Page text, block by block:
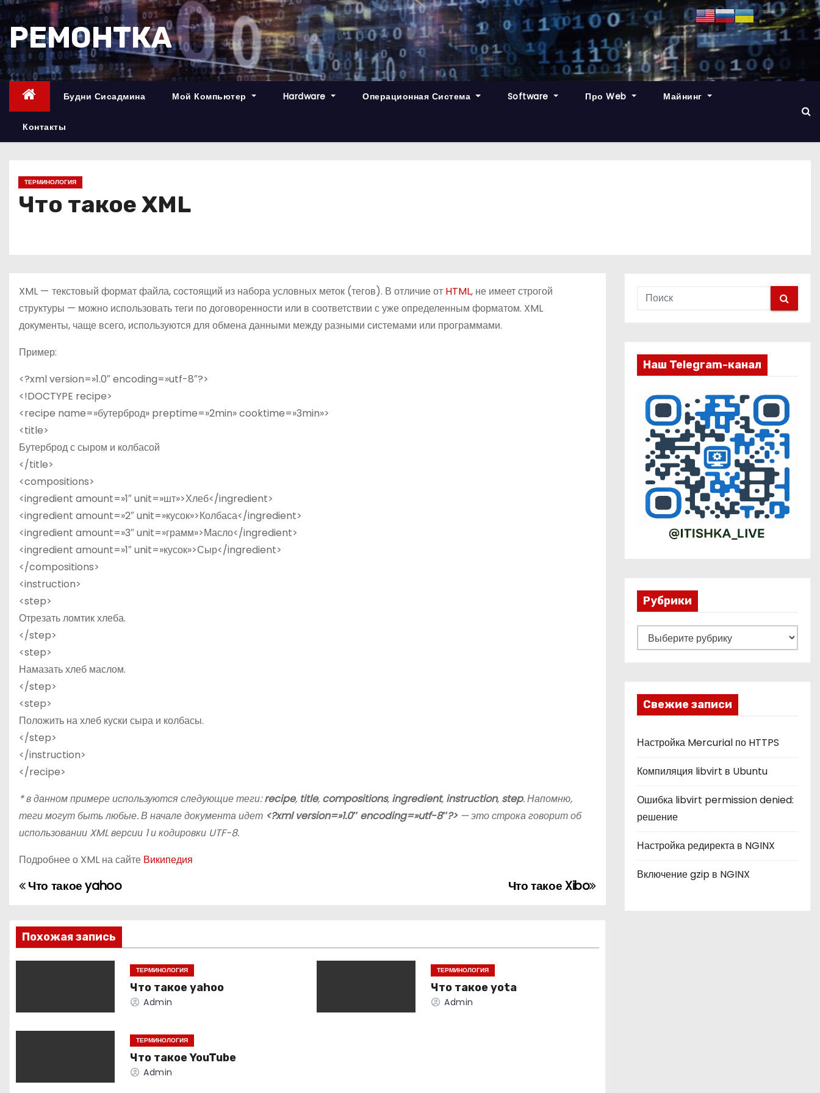
П
р
е
й
с
РЕМОНТКА
Будни Сисадмина Мой Компьютер Hardware Операционная Система Software Про Web Майнинг
Контакты
ТЕРМИНОЛОГИЯ
Что такое XML
XML — текстовый формат файла, состоящий из набора условных меток (тегов). В отличие от HTML, не имеет строгой
структуры — можно использовать теги по договоренности или в соответствии с уже определенным форматом. XML
документы, чаще всего, используются для обмена данными между разными системами или программами.
Пример:
<?xml version=»1.0″ encoding=»utf-8″?>
<!DOCTYPE recipe>
<recipe name=»бутерброд» preptime=»2min» cooktime=»3min»>
<title>
Бутерброд с сыром и колбасой
</title>
<compositions>
<ingredient amount=»1″ unit=»шт»>Хлеб</ingredient>
<ingredient amount=»2″ unit=»кусок»>Колбаса</ingredient>
<ingredient amount=»3″ unit=»грамм»>Масло</ingredient>
<ingredient amount=»1″ unit=»кусок»>Сыр</ingredient>
</compositions>
<instruction>
<step>
Отрезать ломтик хлеба.
</step>
<step>
Намазать хлеб маслом.
</step>
<step>
Положить на хлеб куски сыра и колбасы.
</step>
</instruction>
</recipe>
* в данном примере используются следующие теги:recipe, title, compositions, ingredient, instruction, step. Напомню,
теги могут быть любые. В начале документа идет <?xml version=»1.0″ encoding=»utf-8″?>— это строка говорит об
использовании XML версии 1 и кодировки UTF-8.
Подробнее о XML на сайте Википедия
Н
в
и
а
Что такое Xibo
Что такое yahoo
Похожая запись
ТЕРМИНОЛОГИЯ
Что такое yahoo
Admin
ТЕРМИНОЛОГИЯ
Что такое yota
Admin
ТЕРМИНОЛОГИЯ
Что такое YouTube
Admin
Наш Telegram-канал
Рубрики
у
к
и
Свежие записи
Настройка Mercurial по HTTPS
Компиляция libvirt в Ubuntu
Ошибка libvirt permission denied:
решение
Настройка редиректа в NGINX
Включение gzip в NGINX